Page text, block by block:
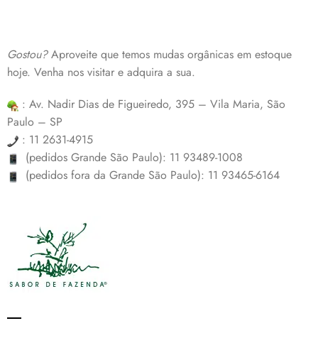
Gostou?Aproveite que temos mudas orgânicas em estoque
hoje. Venha nos visitar e adquira a sua.
: Av. Nadir Dias de Figueiredo, 395 – Vila Maria, São
Paulo – SP
: 11 2631-4915
(pedidos Grande São Paulo): 11 93489-1008
(pedidos fora da Grande São Paulo): 11 93465-6164